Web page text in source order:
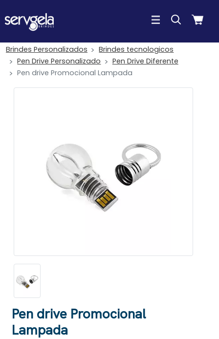
Brindes Personalizados
Brindes tecnologicos
Pen Drive Personalizado
Pen Drive Diferente
Pen drive Promocional Lampada
Pen drive Promocional
Lampada